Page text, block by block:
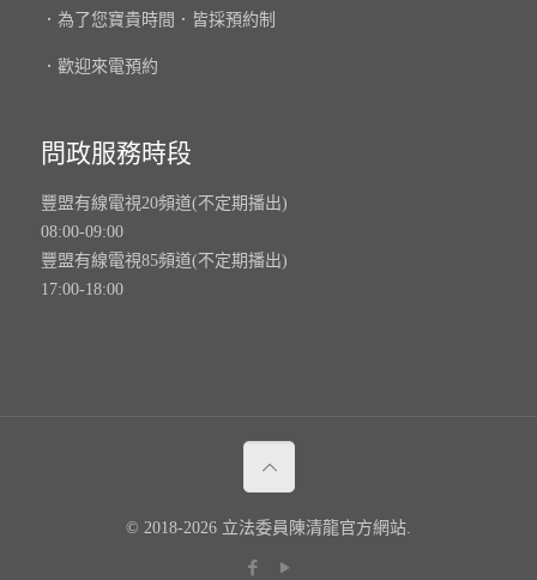
．為了您寶貴時間．皆採預約制
．歡迎來電預約
問政服務時段
豐盟有線電視20頻道(不定期播出)
08:00-09:00
豐盟有線電視85頻道(不定期播出)
17:00-18:00
© 2018-2026 立法委員陳清龍官方網站.